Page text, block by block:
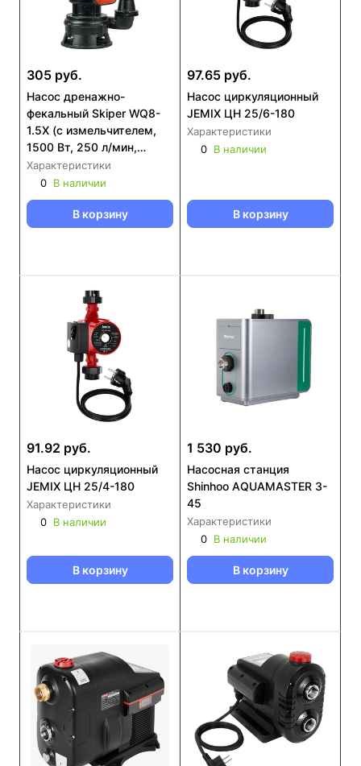
305 руб.
Насос дренажнo-
фекальный Skiper WQ8-
1.5X (с измельчителем,
1500 Вт, 250 л/мин,
чугун, попл.выкл)
Характеристики
0 В наличии
В корзину
97.65 руб.
Насос циркуляционный
JEMIX ЦН 25/6-180
Характеристики
0 В наличии
В корзину
91.92 руб.
Насос циркуляционный
JEMIX ЦН 25/4-180
Характеристики
0 В наличии
В корзину
1 530 руб.
Насосная станция
Shinhoo AQUAMASTER 3-
45
Характеристики
0 В наличии
В корзину